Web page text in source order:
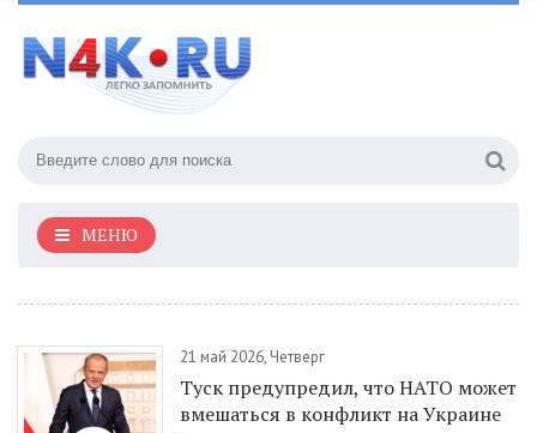
МЕНЮ
21 май 2026, Четверг
Туск предупредил, что НАТО может
вмешаться в конфликт на Украине